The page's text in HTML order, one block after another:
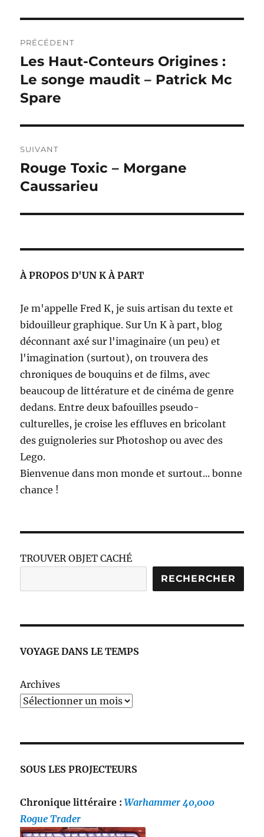
de
l’article
PRÉCÉDENT
Publication
précédente :
Les Haut-Conteurs Origines :
Le songe maudit – Patrick Mc
Spare
SUIVANT
Publication
suivante :
Rouge Toxic – Morgane
Caussarieu
À PROPOS D'UN K À PART
Je m'appelle Fred K, je suis artisan du texte et
bidouilleur graphique. Sur Un K à part, blog
déconnant axé sur l'imaginaire (un peu) et
l'imagination (surtout), on trouvera des
chroniques de bouquins et de films, avec
beaucoup de littérature et de cinéma de genre
dedans. Entre deux bafouilles pseudo-
culturelles, je croise les effluves en bricolant
des guignoleries sur Photoshop ou avec des
Lego.
Bienvenue dans mon monde et surtout... bonne
chance !
TROUVER OBJET CACHÉ
RECHERCHER
VOYAGE DANS LE TEMPS
Archives
SOUS LES PROJECTEURS
Chronique littéraire :Warhammer 40,000
Rogue Trader